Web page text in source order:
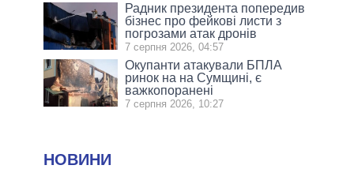
Радник президента попередив
бізнес про фейкові листи з
погрозами атак дронів
7 серпня 2026, 04:57
Окупанти атакували БПЛА
ринок на на Сумщині, є
важкопоранені
7 серпня 2026, 10:27
НОВИНИ